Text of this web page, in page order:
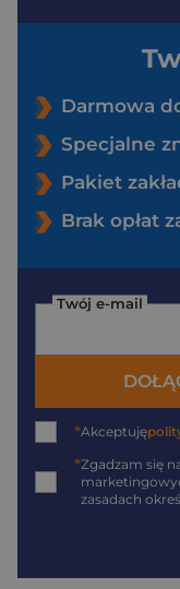
Darmowa
Specjalne
Pakiet
Brak opłat
Twój e-mail
*Akceptuję
*Zgadzam się
zasadach